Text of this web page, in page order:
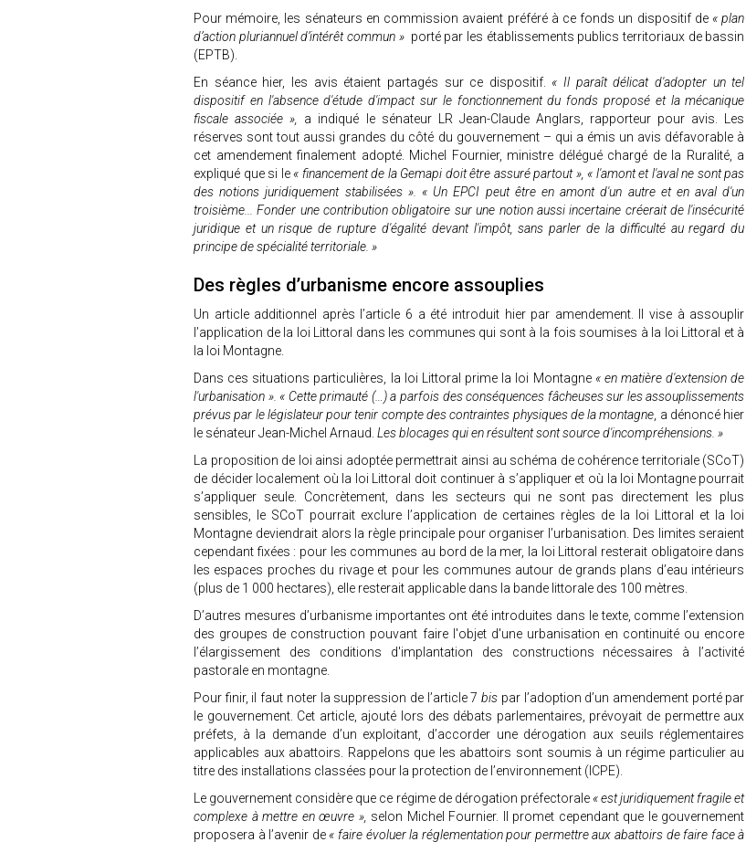
Pour mémoire, les sénateurs en commission avaient préféré à ce fonds un dispositif de « plan
d’action pluriannuel d’intérêt commun » porté par les établissements publics territoriaux de bassin
(EPTB).
En séance hier, les avis étaient partagés sur ce dispositif. « Il paraît délicat d'adopter un tel
dispositif en l'absence d'étude d'impact sur le fonctionnement du fonds proposé et la mécanique
fiscale associée »,
a indiqué le sénateur LR Jean-Claude Anglars, rapporteur pour avis. Les
réserves sont tout aussi grandes du côté du gouvernement – qui a émis un avis défavorable à
cet amendement finalement adopté. Michel Fournier, ministre délégué chargé de la Ruralité, a
expliqué que si le « financement de la Gemapi doit être assuré partout », « l'amont et l'aval ne sont pas
des notions juridiquement stabilisées ». « Un EPCI peut être en amont d'un autre et en aval d'un
troisième... Fonder une contribution obligatoire sur une notion aussi incertaine créerait de l'insécurité
juridique et un risque de rupture d'égalité devant l'impôt, sans parler de la difficulté au regard du
principe de spécialité territoriale. »
Des règles d’urbanisme encore assouplies
Un article additionnel après l’article 6 a été introduit hier par amendement. Il vise à assouplir
l’application de la loi Littoral dans les communes qui sont à la fois soumises à la loi Littoral et à
la loi Montagne.
Dans ces situations particulières, la loi Littoral prime la loi Montagne « en matière d'extension de
l'urbanisation ». « Cette primauté (…) a parfois des conséquences fâcheuses sur les assouplissements
prévus par le législateur pour tenir compte des contraintes physiques de la montagne , a dénoncé hier
le sénateur Jean-Michel Arnaud. Les blocages qui en résultent sont source d'incompréhensions. »
La proposition de loi ainsi adoptée permettrait ainsi au schéma de cohérence territoriale (SCoT)
de décider localement où la loi Littoral doit continuer à s’appliquer et où la loi Montagne pourrait
s’appliquer seule. Concrètement, dans les secteurs qui ne sont pas directement les plus
sensibles, le SCoT pourrait exclure l’application de certaines règles de la loi Littoral et la loi
Montagne deviendrait alors la règle principale pour organiser l’urbanisation. Des limites seraient
cependant fixées : pour les communes au bord de la mer, la loi Littoral resterait obligatoire dans
les espaces proches du rivage et pour les communes autour de grands plans d’eau intérieurs
(plus de 1 000 hectares), elle resterait applicable dans la bande littorale des 100 mètres.
D’autres mesures d’urbanisme importantes ont été introduites dans le texte, comme l’extension
des groupes de construction pouvant faire l'objet d'une urbanisation en continuité ou encore
l’élargissement des conditions d'implantation des constructions nécessaires à l’activité
pastorale en montagne.
Pour finir, il faut noter la suppression de l’article 7bis par l’adoption d’un amendement porté par
le gouvernement. Cet article, ajouté lors des débats parlementaires, prévoyait de permettre aux
préfets, à la demande d’un exploitant, d’accorder une dérogation aux seuils réglementaires
applicables aux abattoirs. Rappelons que les abattoirs sont soumis à un régime particulier au
titre des installations classées pour la protection de l’environnement (ICPE).
Le gouvernement considère que ce régime de dérogation préfectorale « est juridiquement fragile et
complexe à mettre en œuvre », selon Michel Fournier. Il promet cependant que le gouvernement
proposera à l’avenir de « faire évoluer la réglementation pour permettre aux abattoirs de faire face à